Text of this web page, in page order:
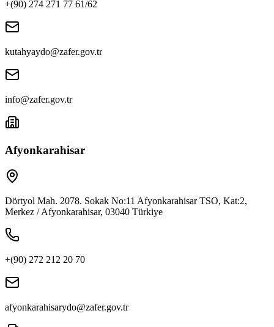
+(90) 274 271 77 61/62
kutahyaydo@zafer.gov.tr
info@zafer.gov.tr
Afyonkarahisar
Dörtyol Mah. 2078. Sokak No:11 Afyonkarahisar TSO, Kat:2,
Merkez / Afyonkarahisar, 03040 Türkiye
+(90) 272 212 20 70
afyonkarahisarydo@zafer.gov.tr